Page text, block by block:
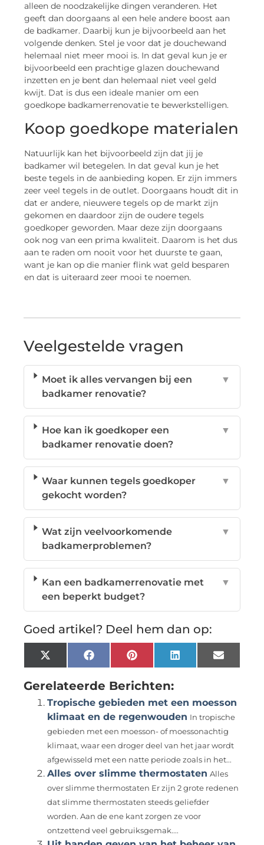
alleen de noodzakelijke dingen veranderen. Het
geeft dan doorgaans al een hele andere boost aan
de badkamer. Daarbij kun je bijvoorbeeld aan het
volgende denken. Stel je voor dat je douchewand
helemaal niet meer mooi is. In dat geval kun je er
bijvoorbeeld een prachtige glazen douchewand
inzetten en je bent dan helemaal niet veel geld
kwijt. Dat is dus een ideale manier om een
goedkope badkamerrenovatie te bewerkstelligen.
Koop goedkope materialen
Natuurlijk kan het bijvoorbeeld zijn dat jij je
badkamer wil betegelen. In dat geval kun je het
beste tegels in de aanbieding kopen. Er zijn immers
zeer veel tegels in de outlet. Doorgaans houdt dit in
dat er andere, nieuwere tegels op de markt zijn
gekomen en daardoor zijn de oudere tegels
goedkoper geworden. Maar deze zijn doorgaans
ook nog van een prima kwaliteit. Daarom is het dus
aan te raden om nooit voor het duurste te gaan,
want je kan op die manier flink wat geld besparen
en dat is uiteraard zeer mooi te noemen.
Veelgestelde vragen
Moet ik alles vervangen bij een
badkamer renovatie?
▼
Hoe kan ik goedkoper een
badkamer renovatie doen?
▼
Waar kunnen tegels goedkoper
gekocht worden?
▼
Wat zijn veelvoorkomende
badkamerproblemen?
▼
Kan een badkamerrenovatie met
een beperkt budget?
▼
Goed artikel? Deel hem dan op:
X
(Twitter)
FacebookPinterestLinkedInEmail
Gerelateerde Berichten:
Tropische gebieden met een moesson
klimaat en de regenwouden In tropische
gebieden met een moesson- of moessonachtig
klimaat, waar een droger deel van het jaar wordt
afgewisseld met een natte periode zoals in het...
Alles over slimme thermostaten Alles
over slimme thermostaten Er zijn 2 grote redenen
dat slimme thermostaten steeds geliefder
worden. Aan de ene kant zorgen ze voor
ontzettend veel gebruiksgemak....